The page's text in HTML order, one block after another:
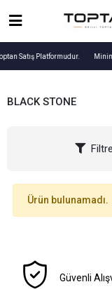
Satış Platformudur.
BLACK STONE
Ürün bulunamadı.
Güvenli